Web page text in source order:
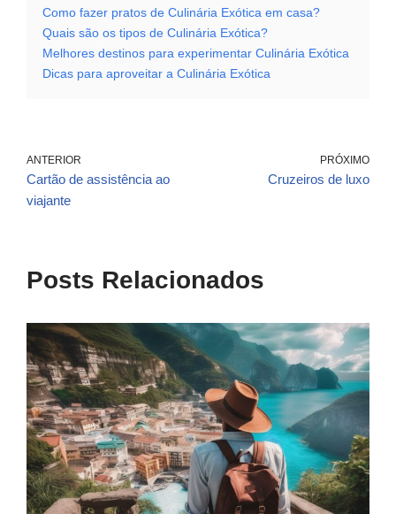
Como fazer pratos de Culinária Exótica em casa?
Quais são os tipos de Culinária Exótica?
Melhores destinos para experimentar Culinária Exótica
Dicas para aproveitar a Culinária Exótica
ANTERIOR
Cartão de assistência ao
viajante
PRÓXIMO
Cruzeiros de luxo
Posts Relacionados